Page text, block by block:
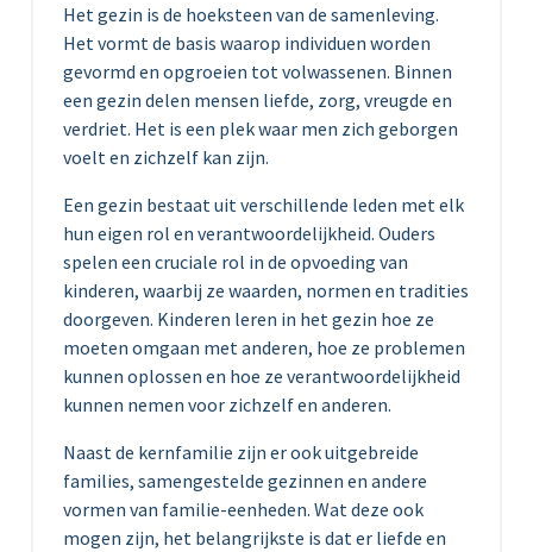
Het gezin is de hoeksteen van de samenleving.
Het vormt de basis waarop individuen worden
gevormd en opgroeien tot volwassenen. Binnen
een gezin delen mensen liefde, zorg, vreugde en
verdriet. Het is een plek waar men zich geborgen
voelt en zichzelf kan zijn.
Een gezin bestaat uit verschillende leden met elk
hun eigen rol en verantwoordelijkheid. Ouders
spelen een cruciale rol in de opvoeding van
kinderen, waarbij ze waarden, normen en tradities
doorgeven. Kinderen leren in het gezin hoe ze
moeten omgaan met anderen, hoe ze problemen
kunnen oplossen en hoe ze verantwoordelijkheid
kunnen nemen voor zichzelf en anderen.
Naast de kernfamilie zijn er ook uitgebreide
families, samengestelde gezinnen en andere
vormen van familie-eenheden. Wat deze ook
mogen zijn, het belangrijkste is dat er liefde en